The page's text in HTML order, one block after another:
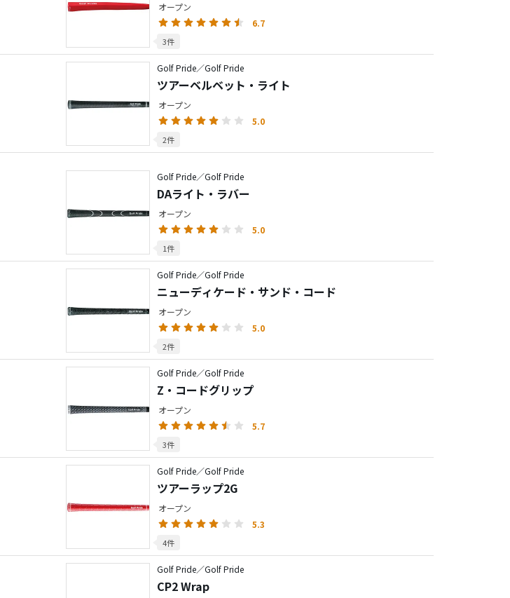
オープン
6.7
3件
Golf Pride／Golf Pride
ツアーベルベット・ライト
オープン
5.0
2件
Golf Pride／Golf Pride
DAライト・ラバー
オープン
5.0
1件
Golf Pride／Golf Pride
ニューディケード・サンド・コード
オープン
5.0
2件
Golf Pride／Golf Pride
Z・コードグリップ
オープン
5.7
3件
Golf Pride／Golf Pride
ツアーラップ2G
オープン
5.3
4件
Golf Pride／Golf Pride
CP2 Wrap